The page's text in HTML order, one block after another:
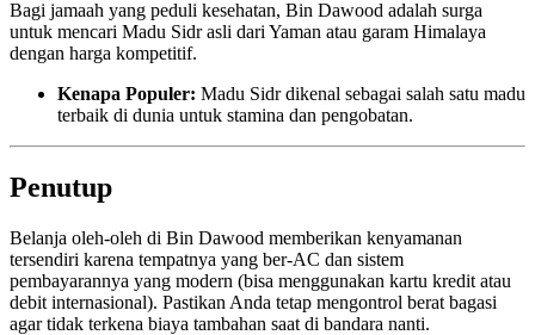
Bagi jamaah yang peduli kesehatan, Bin Dawood adalah surga
untuk mencari Madu Sidr asli dari Yaman atau garam Himalaya
dengan harga kompetitif.
Kenapa Populer: Madu Sidr dikenal sebagai salah satu madu
terbaik di dunia untuk stamina dan pengobatan.
Penutup
Belanja oleh-oleh di Bin Dawood memberikan kenyamanan
tersendiri karena tempatnya yang ber-AC dan sistem
pembayarannya yang modern (bisa menggunakan kartu kredit atau
debit internasional). Pastikan Anda tetap mengontrol berat bagasi
agar tidak terkena biaya tambahan saat di bandara nanti.